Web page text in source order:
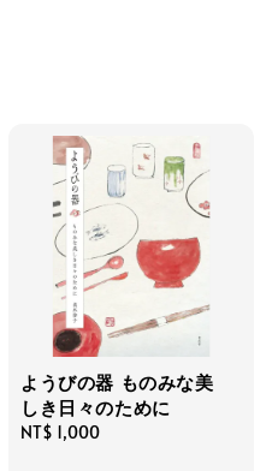
ようびの器 ものみな美
しき日々のために
Regular
NT$ 1,000